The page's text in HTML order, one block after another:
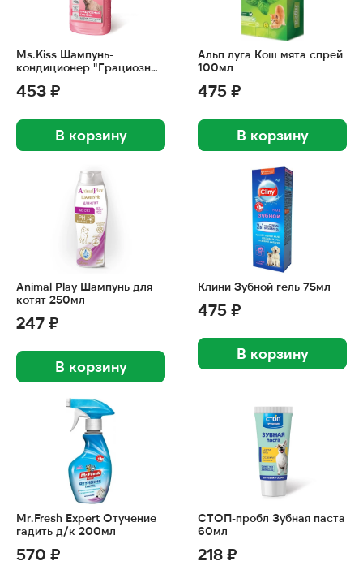
Ms.Kiss Шампунь-
кондиционер "Грациозный
453 ₽
В корзину
Альп луга Кош мята спрей
100мл
475 ₽
В корзину
Animal Play Шампунь для
котят 250мл
247 ₽
В корзину
Клини Зубной гель 75мл
475 ₽
В корзину
Mr.Fresh Expert Отучение
гадить д/к 200мл
570 ₽
СТОП-пробл Зубная паста
60мл
218 ₽